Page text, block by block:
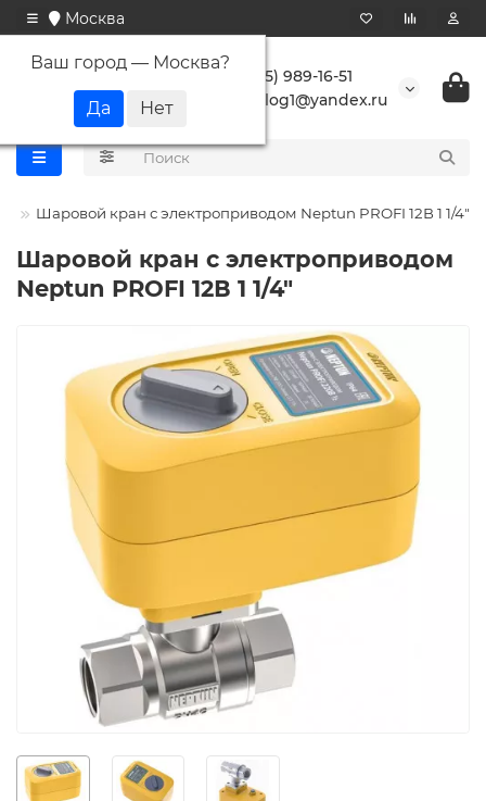
Москва
Ваш город — Москва?
+7 (495) 989-16-51
buranlog1@yandex.ru
Шаровой кран с электроприводом Neptun PROFI 12В 1 1/4"
Шаровой кран с электроприводом
Neptun PROFI 12В 1 1/4"